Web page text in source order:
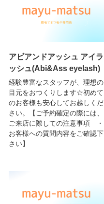
アビアンドアッシュ アイラ
ッシュ(Abi&Ass eyelash)
経験豊富なスタッフが、理想の
目元をおつくりします☆初めて
のお客様も安心してお越しくだ
さい。【ご予約確定の際には、
ご来店に際しての注意事項 ・
お客様への質問内容をご確認下
さい】